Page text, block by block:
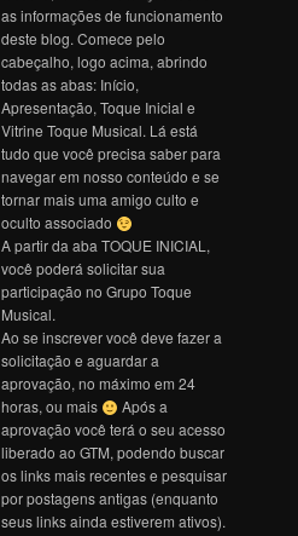
as informações de funcionamento
deste blog. Comece pelo
cabeçalho, logo acima, abrindo
todas as abas: Início,
Apresentação, Toque Inicial e
Vitrine Toque Musical. Lá está
tudo que você precisa saber para
navegar em nosso conteúdo e se
tornar mais uma amigo culto e
oculto associado
A partir da aba TOQUE INICIAL,
você poderá solicitar sua
participação no Grupo Toque
Musical.
Ao se inscrever você deve fazer a
solicitação e aguardar a
aprovação, no máximo em 24
horas, ou mais
Após a
aprovação você terá o seu acesso
liberado ao GTM, podendo buscar
os links mais recentes e pesquisar
por postagens antigas (enquanto
seus links ainda estiverem ativos).